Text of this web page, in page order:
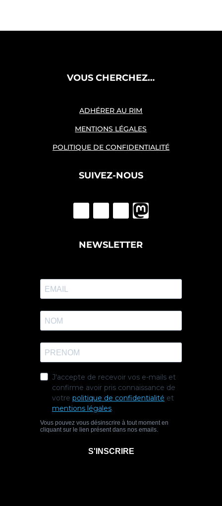
VOUS CHERCHEZ…
ADHÉRER AU RIM
MENTIONS LÉGALES
POLITIQUE DE CONFIDENTIALITÉ
SUIVEZ-NOUS
NEWSLETTER